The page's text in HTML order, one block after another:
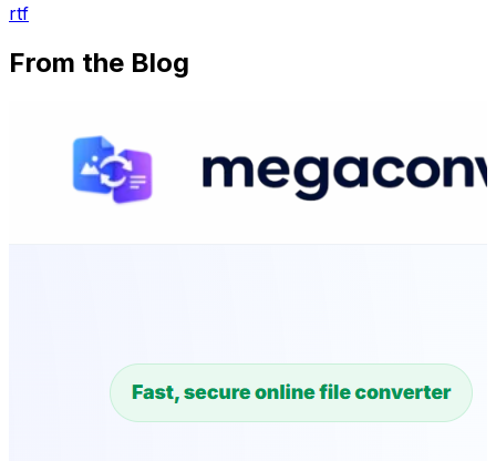
rtf
From the Blog